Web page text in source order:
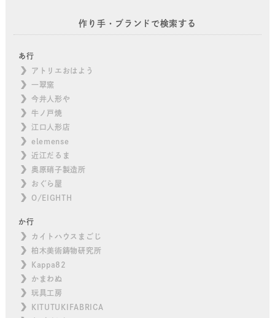
作り手・ブランドで検索する
あ行
アトリエおはよう
一翠窯
今井人形や
牛ノ戸焼
江口人形店
elemense
近江だるま
奥原硝子製造所
おぐら屋
O/EIGHTH
か行
カイトハウスまごじ
柏木美術鋳物研究所
Kappa82
かまわぬ
玩具工房
KITUTUKIFABRICA